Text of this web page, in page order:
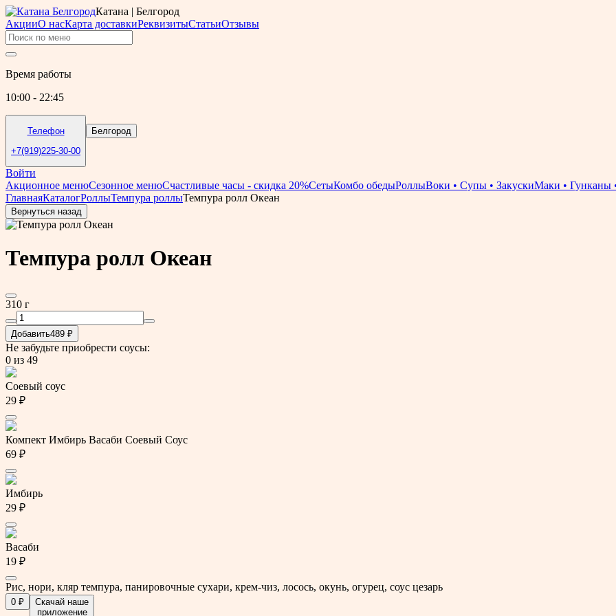
Катана | Белгород
АкцииО насКарта доставкиРеквизитыСтатьиОтзывы
Время работы
10:00 - 22:45
Телефон
+7(919)225-30-00
Белгород
Войти
Акционное менюСезонное менюСчастливые часы - скидка 20%СетыКомбо обедыРоллыВоки • Супы • ЗакускиМаки • Гунканы
ГлавнаяКаталогРоллыТемпура роллыТемпура ролл Океан
Вернуться назад
Темпура ролл Океан
310 г
Добавить489 ₽
Не забудьте приобрести соусы:
0 из 49
Соевый соус
29 ₽
Компект Имбирь Васаби Соевый Соус
69 ₽
Имбирь
29 ₽
Васаби
19 ₽
Рис, нори, кляр темпура, панировочные сухари, крем-чиз, лосось, окунь, огурец, соус цезарь
0 ₽
Скачай наше
приложение